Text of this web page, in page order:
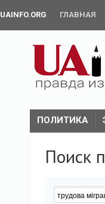
UAINFO.ORG ГЛАВНАЯ
ПОЛИТИКА
Поиск